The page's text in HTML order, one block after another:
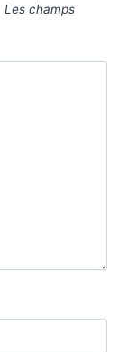
Les champs